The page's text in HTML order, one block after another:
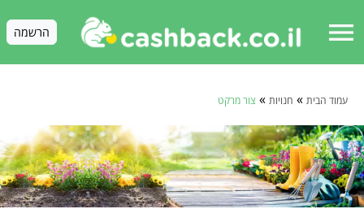
menu הרשמה
עמוד הבית » חנויות » צור מרקט